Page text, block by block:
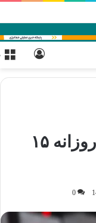
ناترازی بنزین معادل روزانه ۱۵
0